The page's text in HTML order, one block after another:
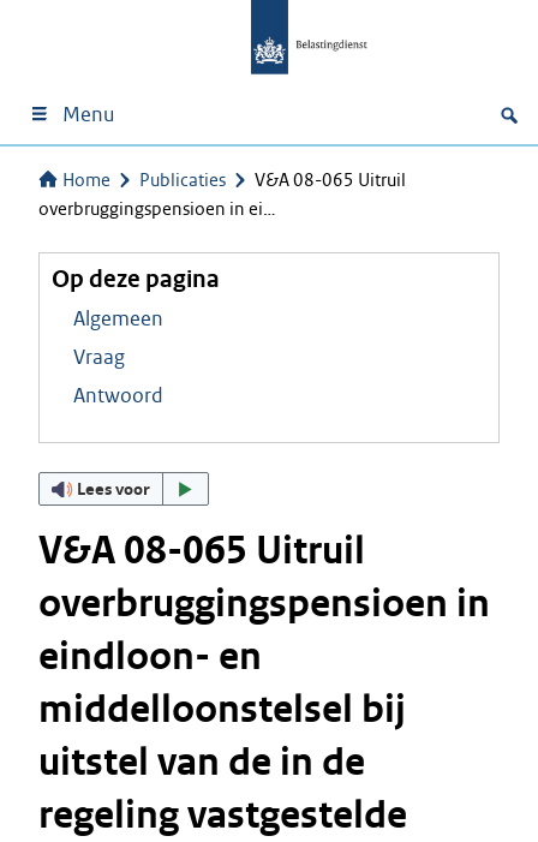
Menu
Home Publicaties
V&A 08-065 Uitruil
overbruggingspensioen in ei…
Op deze pagina
Algemeen
Vraag
Antwoord
Lees voor
V&A 08-065 Uitruil
overbruggingspensioen in
eindloon- en
middelloonstelsel bij
uitstel van de in de
regeling vastgestelde